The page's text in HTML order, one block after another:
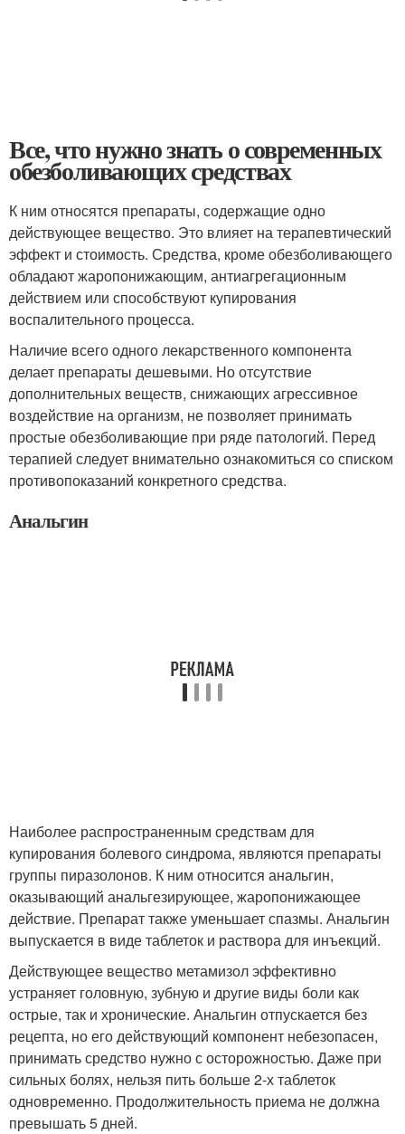
Все, что нужно знать о современных
обезболивающих средствах
К ним относятся препараты, содержащие одно
действующее вещество. Это влияет на терапевтический
эффект и стоимость. Средства, кроме обезболивающего
обладают жаропонижающим, антиагрегационным
действием или способствуют купирования
воспалительного процесса.
Наличие всего одного лекарственного компонента
делает препараты дешевыми. Но отсутствие
дополнительных веществ, снижающих агрессивное
воздействие на организм, не позволяет принимать
простые обезболивающие при ряде патологий. Перед
терапией следует внимательно ознакомиться со списком
противопоказаний конкретного средства.
Анальгин
Наиболее распространенным средствам для
купирования болевого синдрома, являются препараты
группы пиразолонов. К ним относится анальгин,
оказывающий анальгезирующее, жаропонижающее
действие. Препарат также уменьшает спазмы. Анальгин
выпускается в виде таблеток и раствора для инъекций.
Действующее вещество метамизол эффективно
устраняет головную, зубную и другие виды боли как
острые, так и хронические. Анальгин отпускается без
рецепта, но его действующий компонент небезопасен,
принимать средство нужно с осторожностью. Даже при
сильных болях, нельзя пить больше 2-х таблеток
одновременно. Продолжительность приема не должна
превышать 5 дней.